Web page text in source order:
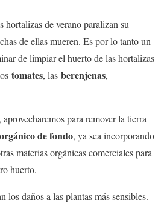
de verano paralizan su
de ellas mueren. Es por lo tanto un
de limpiar el huerto de las hortalizas
tomates, las berenjenas,
para remover la tierra
de fondo, ya sea incorporando
materias orgánicas comerciales para
huerto.
los daños a las plantas más sensibles.